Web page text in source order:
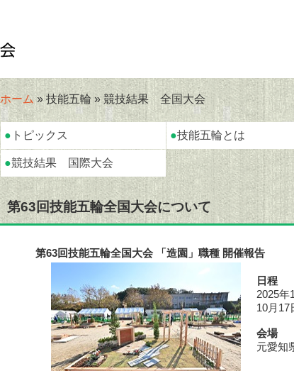
ホーム» 技能五輪 » 競技結果 全国大会
● トピックス ●技能五輪とは
●競技結果 国際大会
第63回技能五輪全国大会について
第63回技能五輪全国大会 「造園」職種 開催報告
日程
2025年
10月
会場
元愛知